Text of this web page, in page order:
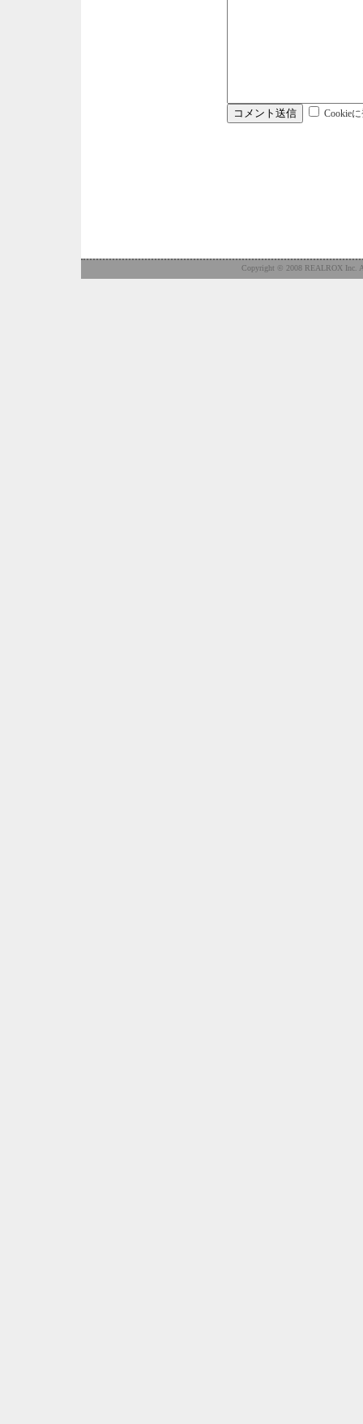
Cookie
Copyright © 2008 REALROX Inc.